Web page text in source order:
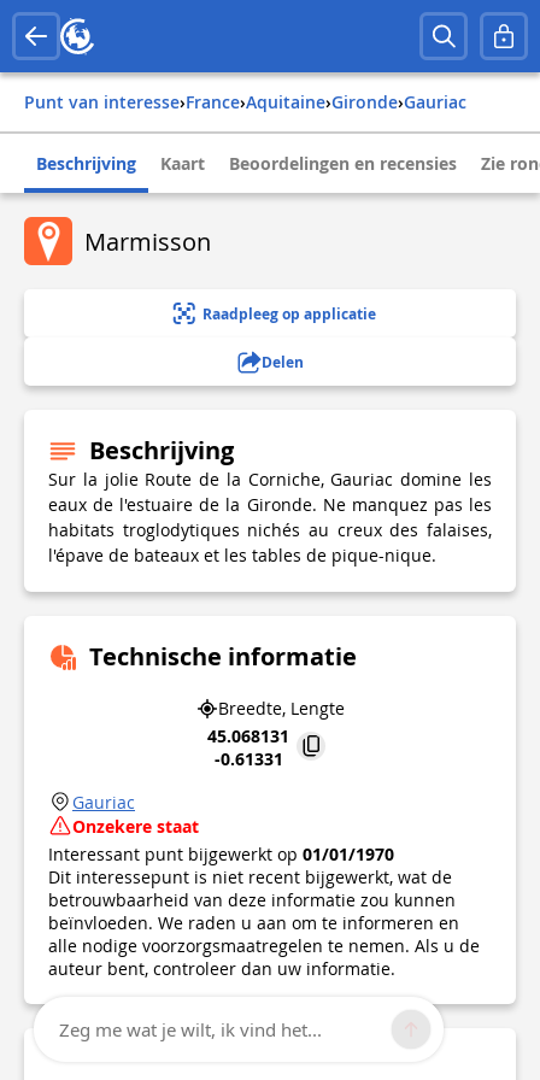
Punt van interesse› france› aquitaine› gironde› gauriac
Beschrijving Kaart Beoordelingen en recensies Zie
Marmisson
Raadpleeg op applicatie
Delen
Beschrijving
Sur la jolie Route de la Corniche, Gauriac domine les
eaux de l'estuaire de la Gironde. Ne manquez pas les
habitats troglodytiques nichés au creux des falaises,
l'épave de bateaux et les tables de pique-nique.
Technische informatie
Breedte, Lengte
45.068131
-0.61331
Gauriac
Onzekere staat
Interessant punt bijgewerkt op 01/01/1970
Dit interessepunt is niet recent bijgewerkt, wat de
betrouwbaarheid van deze informatie zou kunnen
beïnvloeden. We raden u aan om te informeren en
alle nodige voorzorgsmaatregelen te nemen. Als u de
auteur bent, controleer dan uw informatie.
Zeg me wat je wilt, ik vind het...